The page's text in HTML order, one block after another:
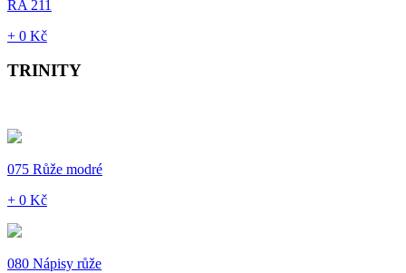
RA 211
+ 0 Kč
TRINITY
075 Růže modré
+ 0 Kč
080 Nápisy růže